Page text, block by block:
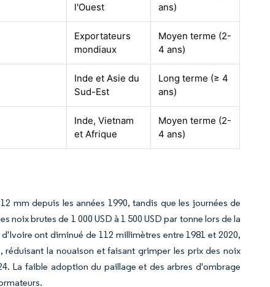
l'Ouest
ans)
Exportateurs
mondiaux
Moyen terme (2-
4 ans)
Inde et Asie du
Sud-Est
Long terme (≥ 4
ans)
Inde, Vietnam
et Afrique
Moyen terme (2-
4 ans)
mm depuis les années 1990, tandis que les journées de
brutes de 1 000 USD à 1 500 USD par tonne lors de la
ont diminué de 112 millimètres entre 1981 et 2020,
réduisant la nouaison et faisant grimper les prix des noix
La faible adoption du paillage et des arbres d'ombrage